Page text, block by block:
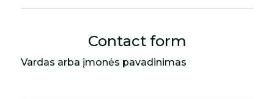
Contact form
Vardas arba įmonės pavadinimas